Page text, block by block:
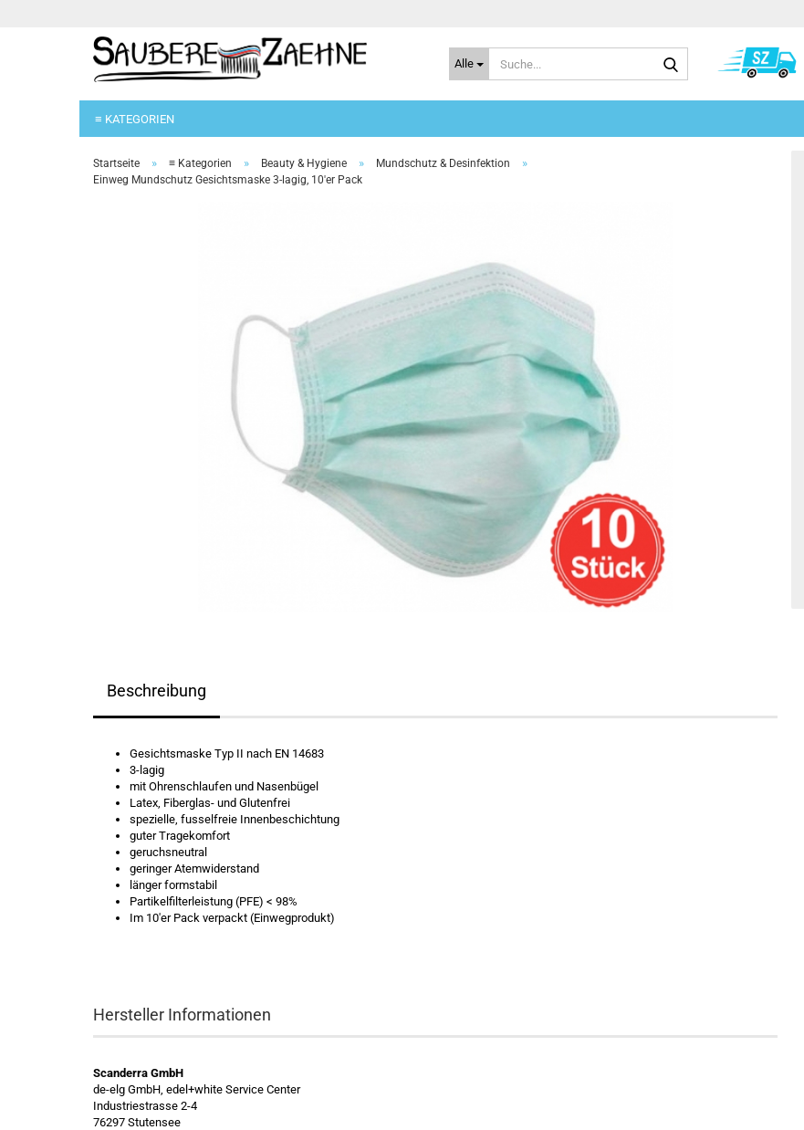
Alle
≡ KATEGORIEN
Startseite » ≡ Kategorien » Beauty & Hygiene » Mundschutz & Desinfektion »
Einweg Mundschutz Gesichtsmaske 3-lagig, 10'er Pack
Beschreibung
Gesichtsmaske Typ II nach EN 14683
3-lagig
mit Ohrenschlaufen und Nasenbügel
Latex, Fiberglas- und Glutenfrei
spezielle, fusselfreie Innenbeschichtung
guter Tragekomfort
geruchsneutral
geringer Atemwiderstand
länger formstabil
Partikelfilterleistung (PFE) < 98%
Im 10'er Pack verpackt (Einwegprodukt)
Hersteller Informationen
Scanderra GmbH
de-elg GmbH, edel+white Service Center
Industriestrasse 2-4
76297 Stutensee